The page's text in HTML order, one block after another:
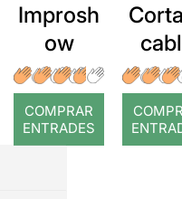
Improsh
ow
COMPRAR
ENTRADES